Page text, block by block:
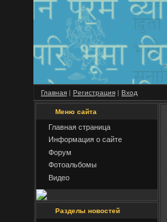
Главная | Регистрация | Вход
Меню сайта
Главная страница
Информация о сайте
Форум
Фотоальбомы
Видео
Разделы новостей